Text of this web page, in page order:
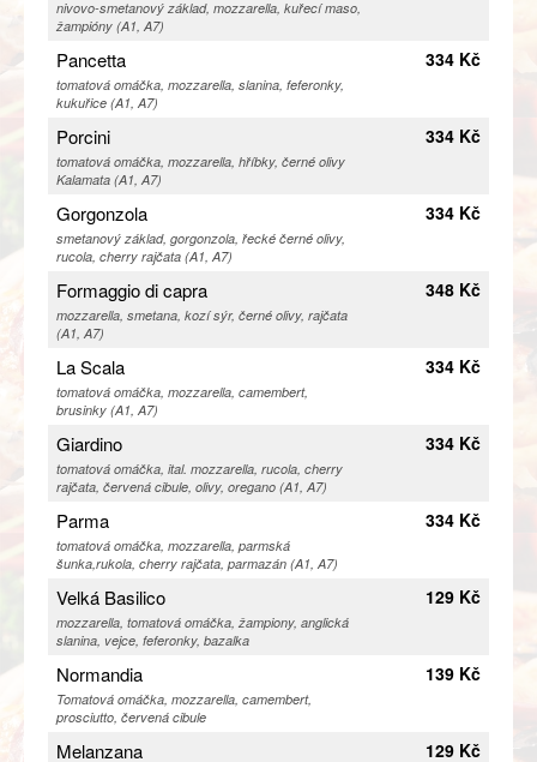
nivovo-smetanový základ, mozzarella, kuřecí maso,
žampióny (A1, A7)
Pancetta
tomatová omáčka, mozzarella, slanina, feferonky,
kukuřice (A1, A7)
334 Kč
Porcini
tomatová omáčka, mozzarella, hříbky, černé olivy
Kalamata (A1, A7)
334 Kč
Gorgonzola
smetanový základ, gorgonzola, řecké černé olivy,
rucola, cherry rajčata (A1, A7)
334 Kč
Formaggio di capra
mozzarella, smetana, kozí sýr, černé olivy, rajčata
(A1, A7)
348 Kč
La Scala
tomatová omáčka, mozzarella, camembert,
brusinky (A1, A7)
334 Kč
Giardino
tomatová omáčka, ital. mozzarella, rucola, cherry
rajčata, červená cibule, olivy, oregano (A1, A7)
334 Kč
Parma
tomatová omáčka, mozzarella, parmská
šunka,rukola, cherry rajčata, parmazán (A1, A7)
334 Kč
Velká Basilico
mozzarella, tomatová omáčka, žampiony, anglická
slanina, vejce, feferonky, bazalka
129 Kč
Normandia
Tomatová omáčka, mozzarella, camembert,
prosciutto, červená cibule
139 Kč
Melanzana 129 Kč